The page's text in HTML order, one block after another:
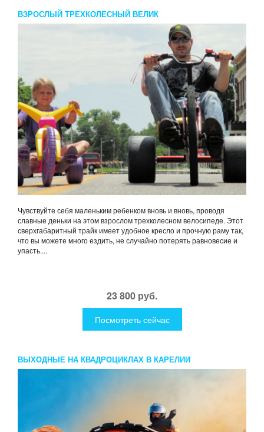
ВЗРОСЛЫЙ ТРЕХКОЛЕСНЫЙ ВЕЛИК
Чувствуйте себя маленьким ребенком вновь и вновь, проводя
славные деньки на этом взрослом трехколесном велосипеде. Этот
сверхгабаритный трайк имеет удобное кресло и прочную раму так,
что вы можете много ездить, не случайно потерять равновесие и
упасть....
23 800 руб.
Посмотреть сейчас
ВЫХОДНЫЕ НА КВАДРОЦИКЛАХ В КАРЕЛИИ